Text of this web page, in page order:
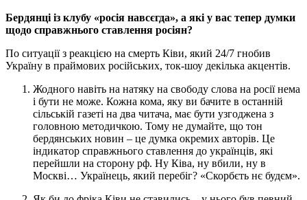
Бердянці із клубу «росія навсєгда», а які у вас тепер думки
щодо справжнього ставлення росіян?
По ситуації з реакцією на смерть Ківи, який 24/7 гнобив
Україну в праймових російських, ток-шоу декілька акцентів.
Жодного навіть на натяку на свободу слова на росії нема
і бути не може. Кожна кома, яку ви бачите в останній
сільській газеті на два читача, має бути узгоджена з
головною методичкою. Тому не думайте, що тон
бердянських новин – це думка окремих авторів. Це
індикатор справжнього ставлення до українців, які
перейшли на сторону рф. Ну Ківа, ну вбили, ну в
Москві… Українець, який перебіг? «Скорбєть нє будєм».